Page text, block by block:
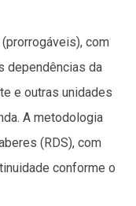
com
dependências da
e outras unidades
A metodologia
(RDS), com
conforme o